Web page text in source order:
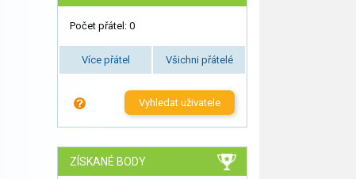
Počet přátel: 0
Více přátel Všichni přátelé
Vyhledat uživatele
ZÍSKANÉ BODY